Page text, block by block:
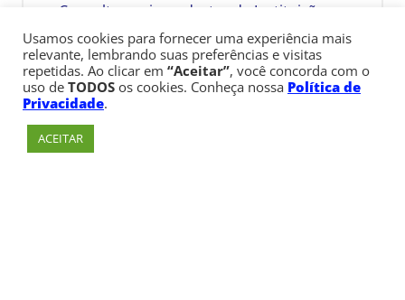
Consulte aqui o cadastro da Instituição no
Sistema e-MEC
Usamos cookies para fornecer uma experiência mais
relevante, lembrando suas preferências e visitas
repetidas. Ao clicar em “Aceitar”, você concorda com o
uso de TODOS os cookies. Conheça nossa Política de
Privacidade.
ACEITAR